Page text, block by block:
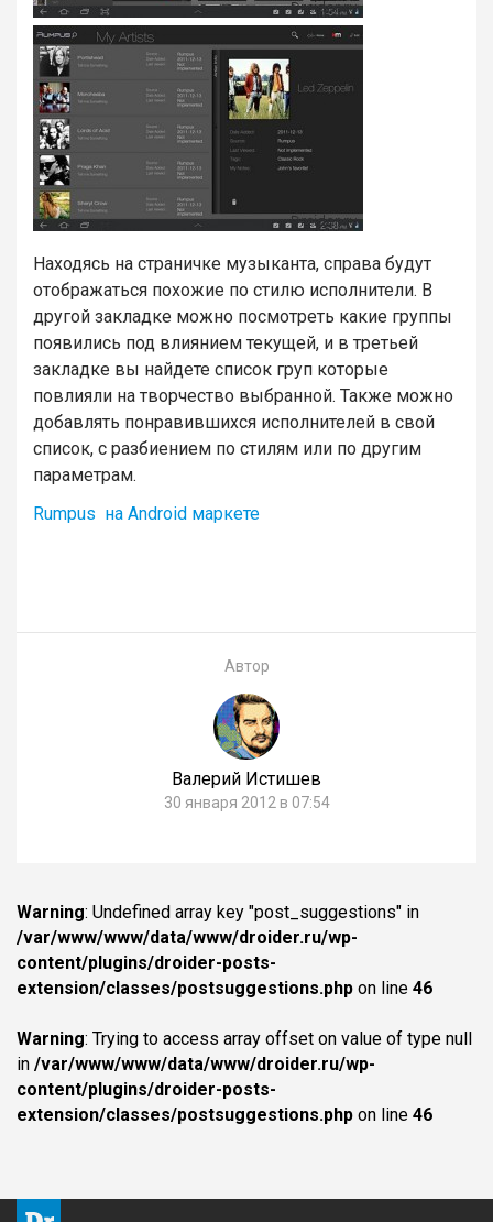
Находясь на страничке музыканта, справа будут
отображаться похожие по стилю исполнители. В
другой закладке можно посмотреть какие группы
появились под влиянием текущей, и в третьей
закладке вы найдете список груп которые
повлияли на творчество выбранной. Также можно
добавлять понравившихся исполнителей в свой
список, с разбиением по стилям или по другим
параметрам.
Rumpus на Android маркете
Автор
Валерий Истишев
30 января 2012 в 07:54
Warning: Undefined array key "post_suggestions" in
/var/www/www/data/www/droider.ru/wp-
content/plugins/droider-posts-
extension/classes/postsuggestions.php on line 46
Warning: Trying to access array offset on value of type null
in /var/www/www/data/www/droider.ru/wp-
content/plugins/droider-posts-
extension/classes/postsuggestions.php on line 46